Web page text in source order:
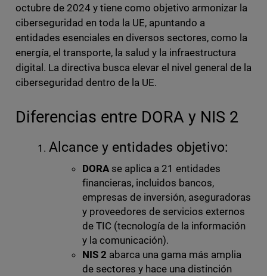
octubre de 2024 y tiene como objetivo armonizar la
ciberseguridad en toda la UE, apuntando a
entidades esenciales en diversos sectores, como la
energía, el transporte, la salud y la infraestructura
digital. La directiva busca elevar el nivel general de la
ciberseguridad dentro de la UE.
Diferencias entre DORA y NIS 2
Alcance y entidades objetivo:
DORAse aplica a 21 entidades
financieras, incluidos bancos,
empresas de inversión, aseguradoras
y proveedores de servicios externos
de TIC (tecnología de la información
y la comunicación).
NIS 2 abarca una gama más amplia
de sectores y hace una distinción